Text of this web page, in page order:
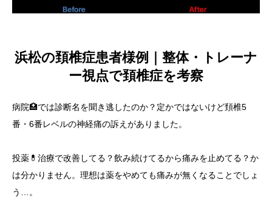
浜松の頚椎症患者様例｜整体・トレーナ
ー視点で頚椎症を考察
病院🏥では診断名を聞き逃したのか？定かではないけど頚椎5
番・6番レベルの神経痛の訴えがありました。
投薬💊治療で改善してる？飲み続けてるから痛みを止めてる？か
は分かりません。理想は薬をやめても痛みが無くなることでしょ
う…。